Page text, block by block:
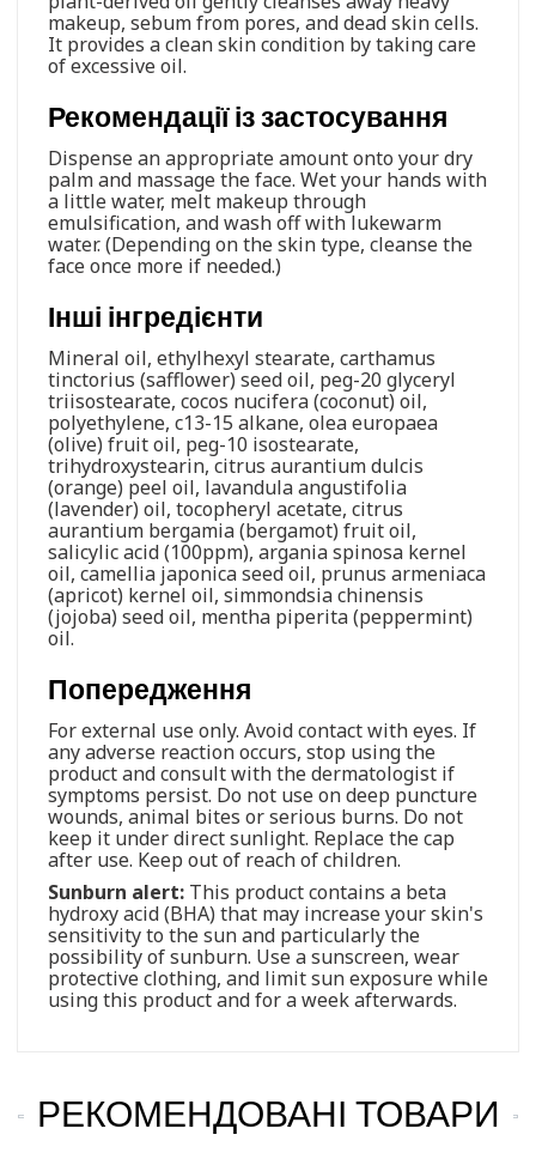
makeup, sebum from pores, and dead skin cells.
It provides a clean skin condition by taking care
of excessive oil.
Рекомендації із застосування
Dispense an appropriate amount onto your dry
palm and massage the face. Wet your hands with
a little water, melt makeup through
emulsification, and wash off with lukewarm
water. (Depending on the skin type, cleanse the
face once more if needed.)
Інші інгредієнти
Mineral oil, ethylhexyl stearate, carthamus
tinctorius (safflower) seed oil, peg-20 glyceryl
triisostearate, cocos nucifera (coconut) oil,
polyethylene, c13-15 alkane, olea europaea
(olive) fruit oil, peg-10 isostearate,
trihydroxystearin, citrus aurantium dulcis
(orange) peel oil, lavandula angustifolia
(lavender) oil, tocopheryl acetate, citrus
aurantium bergamia (bergamot) fruit oil,
salicylic acid (100ppm), argania spinosa kernel
oil, camellia japonica seed oil, prunus armeniaca
(apricot) kernel oil, simmondsia chinensis
(jojoba) seed oil, mentha piperita (peppermint)
oil.
Попередження
For external use only. Avoid contact with eyes. If
any adverse reaction occurs, stop using the
product and consult with the dermatologist if
symptoms persist. Do not use on deep puncture
wounds, animal bites or serious burns. Do not
keep it under direct sunlight. Replace the cap
after use. Keep out of reach of children.
Sunburn alert: This product contains a beta
hydroxy acid (BHA) that may increase your skin's
sensitivity to the sun and particularly the
possibility of sunburn. Use a sunscreen, wear
protective clothing, and limit sun exposure while
using this product and for a week afterwards.
РЕКОМЕНДОВАНІ ТОВАРИ